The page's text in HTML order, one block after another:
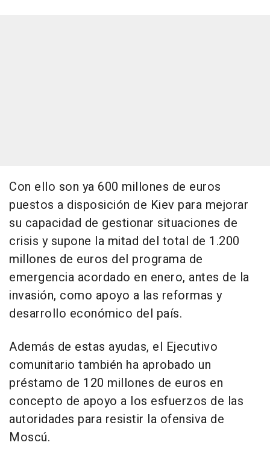
Con ello son ya 600 millones de euros
puestos a disposición de Kiev para mejorar
su capacidad de gestionar situaciones de
crisis y supone la mitad del total de 1.200
millones de euros del programa de
emergencia acordado en enero, antes de la
invasión, como apoyo a las reformas y
desarrollo económico del país.
Además de estas ayudas, el Ejecutivo
comunitario también ha aprobado un
préstamo de 120 millones de euros en
concepto de apoyo a los esfuerzos de las
autoridades para resistir la ofensiva de
Moscú.